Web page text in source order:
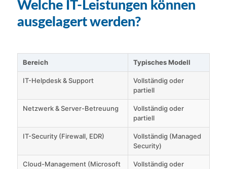
Welche IT-Leistungen können
ausgelagert werden?
Bereich Typisches Modell
IT-Helpdesk & Support
Vollständig oder
partiell
Netzwerk & Server-Betreuung
Vollständig oder
partiell
IT-Security (Firewall, EDR)
Vollständig (Managed
Security)
Cloud-Management (Microsoft
Vollständig oder